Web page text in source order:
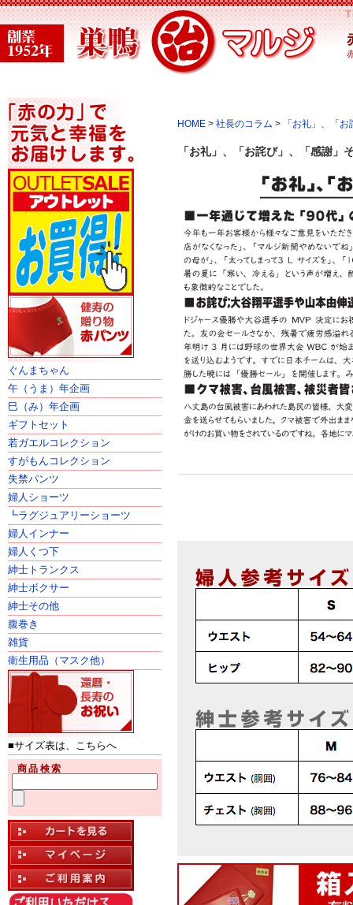
ぐんまちゃん
午（うま）年企画
巳（み）年企画
ギフトセット
若ガエルコレクション
すがもんコレクション
失禁パンツ
婦人ショーツ
┗ラグジュアリーショーツ
婦人インナー
婦人くつ下
紳士トランクス
紳士ボクサー
紳士その他
腹巻き
雑貨
衛生用品（マスク他）
■サイズ表は、こちらへ
商品検索
HOME > 社長のコラム > 「お礼」、「
「お礼」、「お詫び」、「感謝